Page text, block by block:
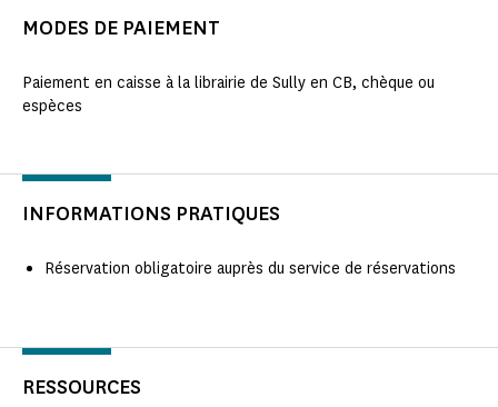
MODES DE PAIEMENT
Paiement en caisse à la librairie de Sully en CB, chèque ou
espèces
INFORMATIONS PRATIQUES
Réservation obligatoire auprès du service de réservations
RESSOURCES